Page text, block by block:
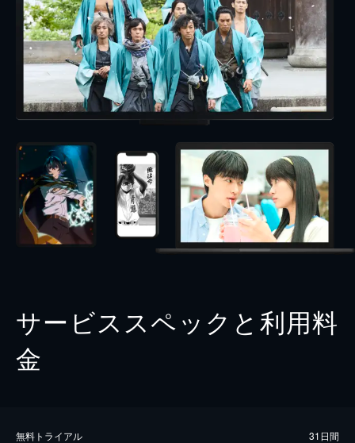
サービススペックと利用料
金
無料トライアル 31日間